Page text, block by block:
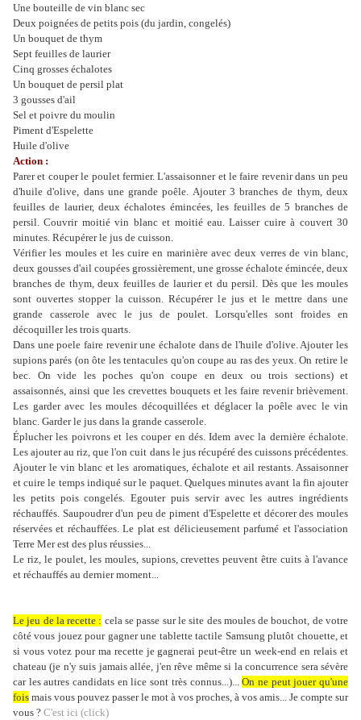
Une bouteille de vin blanc sec
Deux poignées de petits pois (du jardin, congelés)
Un bouquet de thym
Sept feuilles de laurier
Cinq grosses échalotes
Un bouquet de persil plat
3 gousses d'ail
Sel et poivre du moulin
Piment d'Espelette
Huile d'olive
Action :
Parer et couper le poulet fermier. L'assaisonner et le faire revenir dans un peu
d'huile d'olive, dans une grande poêle. Ajouter 3 branches de thym, deux
feuilles de laurier, deux échalotes émincées, les feuilles de 5 branches de
persil. Couvrir moitié vin blanc et moitié eau. Laisser cuire à couvert 30
minutes. Récupérer le jus de cuisson.
Vérifier les moules et les cuire en marinière avec deux verres de vin blanc,
deux gousses d'ail coupées grossièrement, une grosse échalote émincée, deux
branches de thym, deux feuilles de laurier et du persil. Dès que les moules
sont ouvertes stopper la cuisson. Récupérer le jus et le mettre dans une
grande casserole avec le jus de poulet. Lorsqu'elles sont froides en
décoquiller les trois quarts.
Dans une poele faire revenir une échalote dans de l'huile d'olive. Ajouter les
supions parés (on ôte les tentacules qu'on coupe au ras des yeux. On retire le
bec. On vide les poches qu'on coupe en deux ou trois sections) et
assaisonnés, ainsi que les crevettes bouquets et les faire revenir brièvement.
Les garder avec les moules décoquillées et déglacer la poêle avec le vin
blanc. Garder le jus dans la grande casserole.
Éplucher les poivrons et les couper en dés. Idem avec la dernière échalote.
Les ajouter au riz, que l'on cuit dans le jus récupéré des cuissons précédentes.
Ajouter le vin blanc et les aromatiques, échalote et ail restants. Assaisonner
et cuire le temps indiqué sur le paquet. Quelques minutes avant la fin ajouter
les petits pois congelés. Egouter puis servir avec les autres ingrédients
réchauffés. Saupoudrer d'un peu de piment d'Espelette et décorer des moules
réservées et réchauffées. Le plat est délicieusement parfumé et l'association
Terre Mer est des plus réussies...
Le riz, le poulet, les moules, supions, crevettes peuvent être cuits à l'avance
et réchauffés au dernier moment...
Le jeu de la recette : cela se passe sur le site des moules de bouchot, de votre
côté vous jouez pour gagner une tablette tactile Samsung plutôt chouette, et
si vous votez pour ma recette je gagnerai peut-être unweek-end en relais et
chateau (je n'y suis jamais allée, j'en rêve même si la concurrence sera sévère
car les autres candidats en lice sont très connus...)... On ne peut jouer qu'une
fois mais vous pouvez passer le mot à vos proches, à vos amis... Je compte sur
vous ? C'est ici (click)